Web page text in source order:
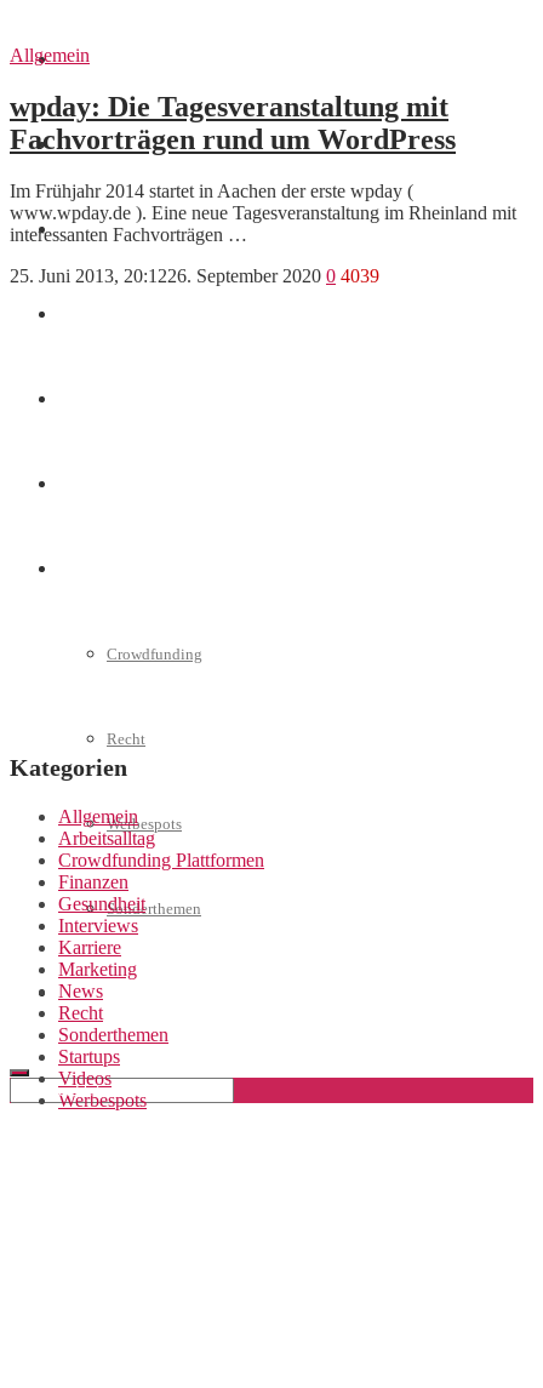
Startups
News
Finanzen
Crowdfunding
Recht
Werbespots
Sonderthemen
Geschäftskonto eröffnen
Allgemein
wpday: Die Tagesveranstaltung mit
Fachvorträgen rund um WordPress
Im Frühjahr 2014 startet in Aachen der erste wpday (
www.wpday.de ). Eine neue Tagesveranstaltung im Rheinland mit
interessanten Fachvorträgen …
25. Juni 2013, 20:1226. September 2020 0 4039
Kategorien
Allgemein
Arbeitsalltag
Crowdfunding Plattformen
Finanzen
Gesundheit
Interviews
Karriere
Marketing
News
Recht
Sonderthemen
Startups
Videos
Werbespots